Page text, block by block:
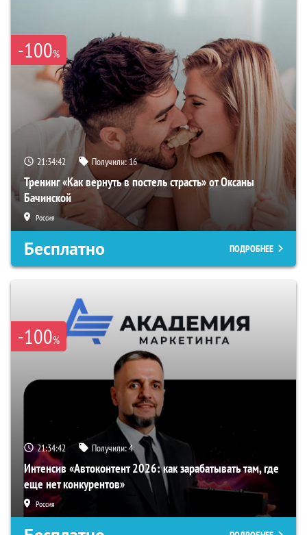
-100%
21:34:41 Получили:16
Тренинг «Как вернуть в постель страсть» от Оксаны
Бачинской
Россия
Бесплатно ПОДРОБНЕЕ
-100%
21:34:41 Получили:4
Интенсив «Автоконтент 2026: как зарабатывать там, где
еще нет конкурентов»
Россия